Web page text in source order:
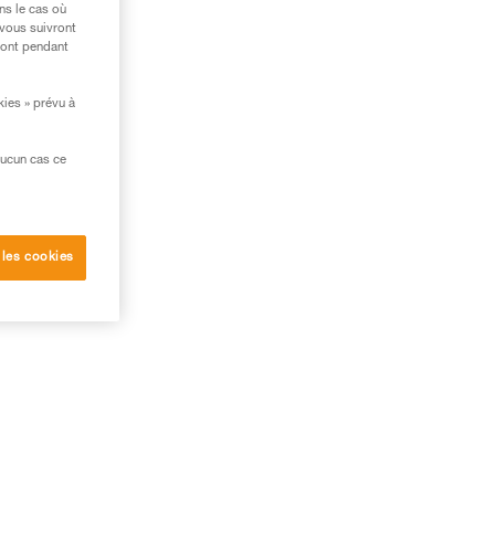
le cas où
suivront
pendant
» prévu à
cas ce
cookies